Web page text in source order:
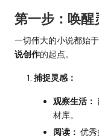
第一步：唤醒
一切伟大的小说都始
说创作的起点。
捕捉灵感：
观察生活：
材库。
阅读： 优